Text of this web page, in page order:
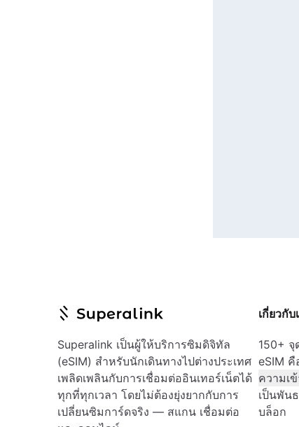
Superalink เป็นผู้ให้บริการซิมดิจิทัล
(eSIM) สำหรับนักเดินทางไปต่างประเทศ
เพลิดเพลินกับการเชื่อมต่ออินเทอร์เน็ตได้
ทุกที่ทุกเวลา โดยไม่ต้องยุ่งยากกับการ
เปลี่ยนซิมการ์ดจริง — สแกน เชื่อมต่อ
เกี่ยวกับ
150+ จุ
eSIM คื
ความเ
เป็นพัน
บล็อก